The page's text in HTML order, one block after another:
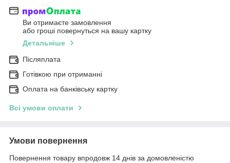
Ви отримаєте замовлення
або гроші повернуться на вашу картку
Детальніше
Післяплата
Готівкою при отриманні
Оплата на банківську картку
Всі умови оплати
Умови повернення
Повернення товару впродовж 14 днів за домовленістю